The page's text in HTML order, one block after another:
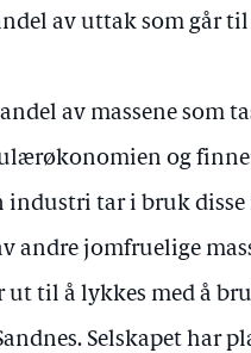
av uttak som går
av massene som
og
tar i bruk disse
andre jomfruelige
ut til å lykkes med å
Selskapet har